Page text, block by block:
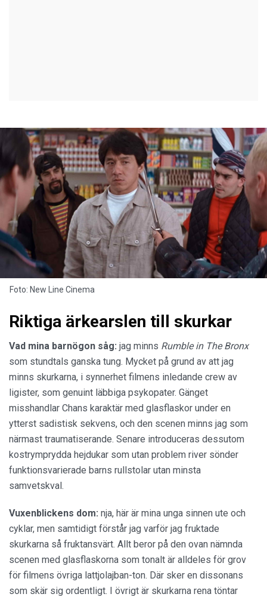
Foto: New Line Cinema
Riktiga ärkearslen till skurkar
Vad mina barnögon såg: jag minns Rumble in The Bronx
som stundtals ganska tung. Mycket på grund av att jag
minns skurkarna, i synnerhet filmens inledande crew av
ligister, som genuint läbbiga psykopater. Gänget
misshandlar Chans karaktär med glasflaskor under en
ytterst sadistisk sekvens, och den scenen minns jag som
närmast traumatiserande. Senare introduceras dessutom
kostrymprydda hejdukar som utan problem river sönder
funktionsvarierade barns rullstolar utan minsta
samvetskval.
Vuxenblickens dom: nja, här är mina unga sinnen ute och
cyklar, men samtidigt förstår jag varför jag fruktade
skurkarna så fruktansvärt. Allt beror på den ovan nämnda
scenen med glasflaskorna som tonalt är alldeles för grov
för filmens övriga lattjolajban-ton. Där sker en dissonans
som skär sig ordentligt. I övrigt är skurkarna rena töntar